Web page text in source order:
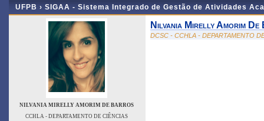
UFPB › SIGAA - Sistema Integrado de Gestão de Atividades
NILVANIA MIRELLY AMORIM DE BARROS
CCHLA - DEPARTAMENTO DE CIÊNCIAS
Nilvania Mirelly Amorim
DCSC - CCHLA - DEPARTAMENTO